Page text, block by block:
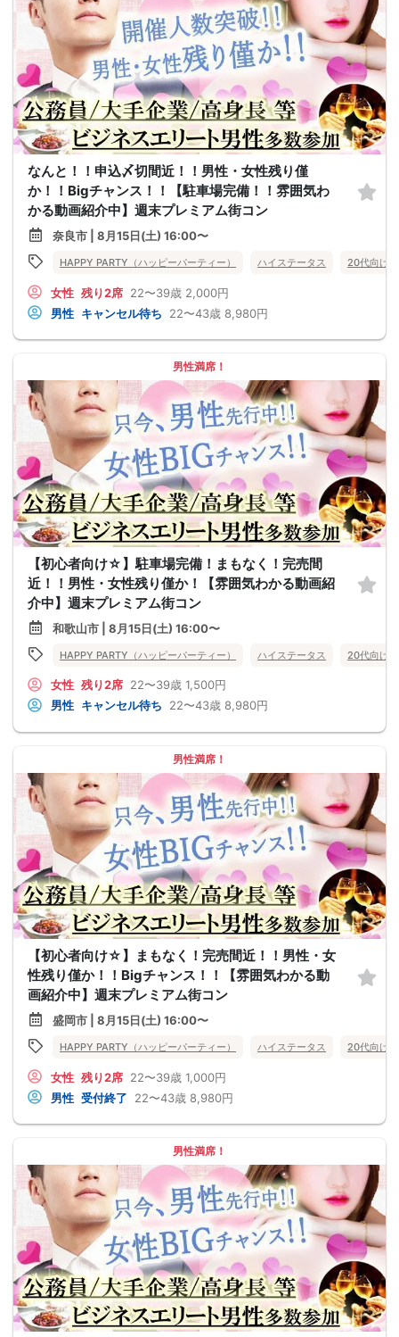
なんと！！申込〆切間近！！男性・女性残り僅
か！！Bigチャンス！！【駐車場完備！！雰囲気わ
かる動画紹介中】週末プレミアム街コン
奈良市 | 8月15日(土) 16:00〜
HAPPY PARTY（ハッピーパーティー） ハイステータス 20代向け
女性 残り2席 22〜39歳 2,000円
男性 キャンセル待ち 22〜43歳 8,980円
男性満席！
【初心者向け☆】駐車場完備！まもなく！完売間
近！！男性・女性残り僅か！【雰囲気わかる動画紹
介中】週末プレミアム街コン
和歌山市 | 8月15日(土) 16:00〜
HAPPY PARTY（ハッピーパーティー） ハイステータス 20代向け
女性 残り2席 22〜39歳 1,500円
男性 キャンセル待ち 22〜43歳 8,980円
男性満席！
【初心者向け☆】まもなく！完売間近！！男性・女
性残り僅か！！Bigチャンス！！【雰囲気わかる動
画紹介中】週末プレミアム街コン
盛岡市 | 8月15日(土) 16:00〜
HAPPY PARTY（ハッピーパーティー） ハイステータス 20代向け
女性 残り2席 22〜39歳 1,000円
男性 受付終了 22〜43歳 8,980円
男性満席！